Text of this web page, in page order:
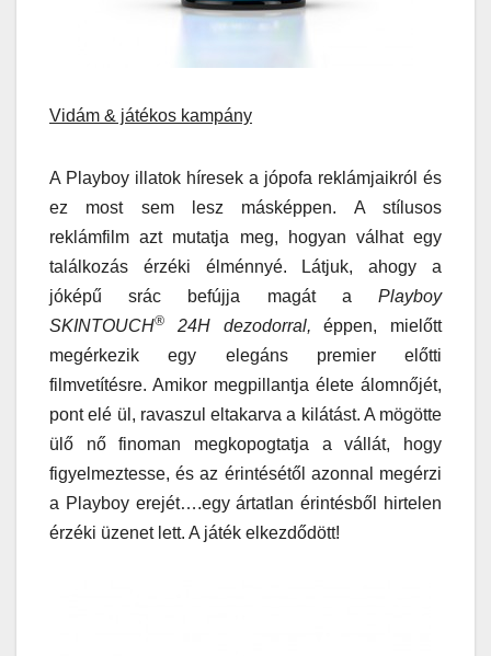
Vidám & játékos kampány
A Playboy illatok híresek a jópofa reklámjaikról és
ez most sem lesz másképpen. A stílusos
reklámfilm azt mutatja meg, hogyan válhat egy
találkozás érzéki élménnyé. Látjuk, ahogy a
jóképű srác befújja magát a Playboy
SKINTOUCH® 24H dezodorral,éppen, mielőtt
megérkezik egy elegáns premier előtti
filmvetítésre. Amikor megpillantja élete álomnőjét,
pont elé ül, ravaszul eltakarva a kilátást. A mögötte
ülő nő finoman megkopogtatja a vállát, hogy
figyelmeztesse, és az érintésétől azonnal megérzi
a Playboy erejét….egy ártatlan érintésből hirtelen
érzéki üzenet lett. A játék elkezdődött!